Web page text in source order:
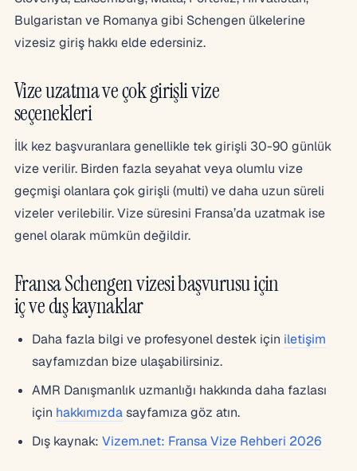
Bulgaristan ve Romanya gibi Schengen ülkelerine
vizesiz giriş hakkı elde edersiniz.
Vize uzatma ve çok girişli vize
seçenekleri
İlk kez başvuranlara genellikle tek girişli 30-90 günlük
vize verilir. Birden fazla seyahat veya olumlu vize
geçmişi olanlara çok girişli (multi) ve daha uzun süreli
vizeler verilebilir. Vize süresini Fransa’da uzatmak ise
genel olarak mümkün değildir.
Fransa Schengen vizesi başvurusu için
iç ve dış kaynaklar
Daha fazla bilgi ve profesyonel destek için iletişim
sayfamızdan bize ulaşabilirsiniz.
AMR Danışmanlık uzmanlığı hakkında daha fazlası
için hakkımızdasayfamıza göz atın.
Dış kaynak: Vizem.net: Fransa Vize Rehberi 2026